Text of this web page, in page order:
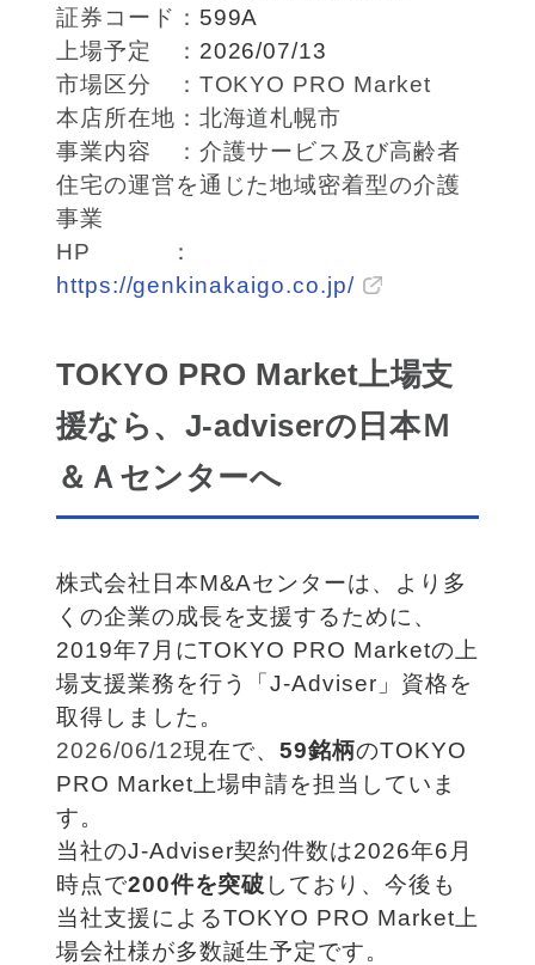
証券コード： 599A
上場予定 ： 2026/07/13
市場区分 ：TOKYO PRO Market
本店所在地：北海道札幌市
事業内容 ：介護サービス及び高齢者
住宅の運営を通じた地域密着型の介護
事業
HP ：
https://genkinakaigo.co.jp/
TOKYO PRO Market上場支
援なら、J-adviserの日本Ｍ
＆Ａセンターへ
株式会社日本M&Aセンターは、より多
くの企業の成長を支援するために、
2019年7月にTOKYO PRO Marketの上
場支援業務を行う「J-Adviser」資格を
取得しました。
2026/06/12現在で、59銘柄のTOKYO
PRO Market上場申請を担当していま
す。
当社のJ-Adviser契約件数は2026年6月
時点で200件を突破 しており、今後も
当社支援によるTOKYO PRO Market上
場会社様が多数誕生予定です。